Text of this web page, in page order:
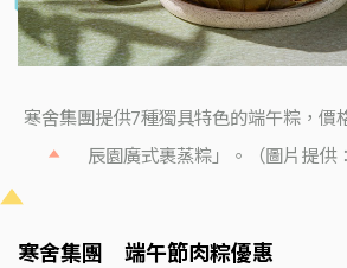
寒舍集團提供7種獨具特色的端午粽，價
辰園廣式裹蒸粽」。（圖片提供
寒舍集團 端午節肉粽優惠